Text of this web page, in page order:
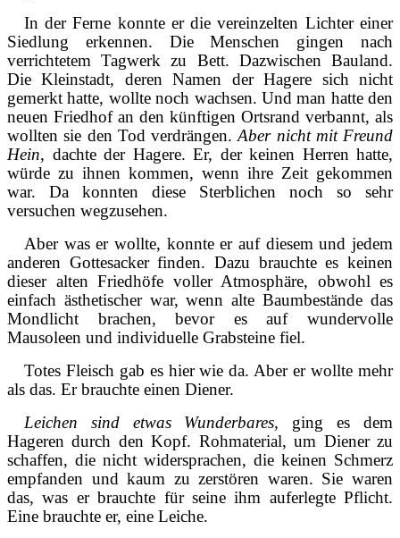
In der Ferne konnte er die vereinzelten Lichter einer
Siedlung erkennen. Die Menschen gingen nach
verrichtetem Tagwerk zu Bett. Dazwischen Bauland.
Die Kleinstadt, deren Namen der Hagere sich nicht
gemerkt hatte, wollte noch wachsen. Und man hatte den
neuen Friedhof an den künftigen Ortsrand verbannt, als
wollten sie den Tod verdrängen.Aber nicht mit Freund
Hein, dachte der Hagere. Er, der keinen Herren hatte,
würde zu ihnen kommen, wenn ihre Zeit gekommen
war. Da konnten diese Sterblichen noch so sehr
versuchen wegzusehen.
Aber was er wollte, konnte er auf diesem und jedem
anderen Gottesacker finden. Dazu brauchte es keinen
dieser alten Friedhöfe voller Atmosphäre, obwohl es
einfach ästhetischer war, wenn alte Baumbestände das
Mondlicht brachen, bevor es auf wundervolle
Mausoleen und individuelle Grabsteine fiel.
Totes Fleisch gab es hier wie da. Aber er wollte mehr
als das. Er brauchte einen Diener.
Leichen sind etwas Wunderbares, ging es dem
Hageren durch den Kopf. Rohmaterial, um Diener zu
schaffen, die nicht widersprachen, die keinen Schmerz
empfanden und kaum zu zerstören waren. Sie waren
das, was er brauchte für seine ihm auferlegte Pflicht.
Eine brauchte er, eine Leiche.